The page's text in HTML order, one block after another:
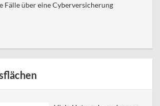
Fälle über eine Cyberversicherung